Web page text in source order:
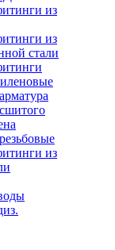
из
из
стали
из